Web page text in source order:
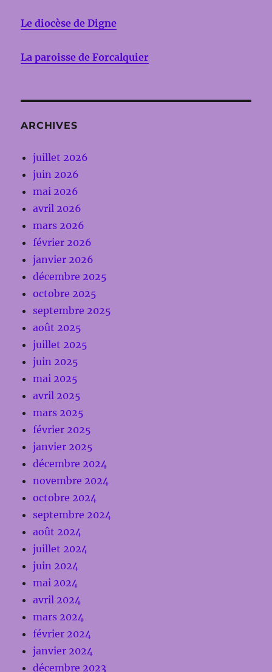
Le diocèse de Digne
La paroisse de Forcalquier
ARCHIVES
juillet 2026
juin 2026
mai 2026
avril 2026
mars 2026
février 2026
janvier 2026
décembre 2025
octobre 2025
septembre 2025
août 2025
juillet 2025
juin 2025
mai 2025
avril 2025
mars 2025
février 2025
janvier 2025
décembre 2024
novembre 2024
octobre 2024
septembre 2024
août 2024
juillet 2024
juin 2024
mai 2024
avril 2024
mars 2024
février 2024
janvier 2024
décembre 2023